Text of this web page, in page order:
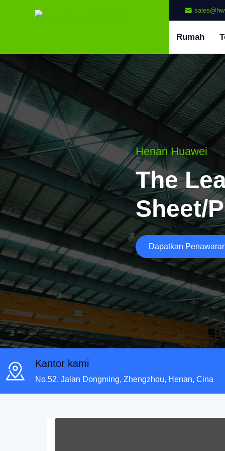
Rumah
Henan Huawei
The
Sheet/
Dapatkan
Kantor kami
No.52, Jalan Dongming, Zhengzhou, Henan, Cina